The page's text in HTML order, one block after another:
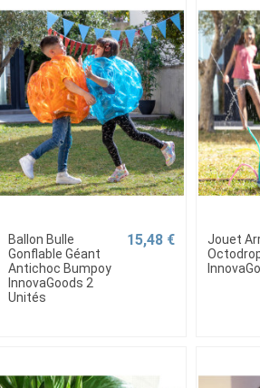
Ballon Bulle
Gonflable Géant
Antichoc Bumpoy
InnovaGoods 2
Unités
15,48 €
Jouet